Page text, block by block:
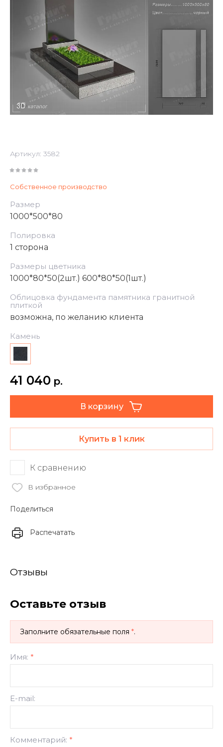
Артикул: 3582
Собственное производство
Размер
1000*500*80
Полировка
1 сторона
Размеры цветника
1000*80*50(2шт.) 600*80*50(1шт.)
Облицовка фундамента памятника гранитной
плиткой
возможна, по желанию клиента
Камень
41 040 р.
В корзину
Купить в 1 клик
К сравнению
В избранное
Поделиться
Распечатать
Отзывы
Оставьте отзыв
Заполните обязательные поля *.
Имя: *
E-mail:
Комментарий: *